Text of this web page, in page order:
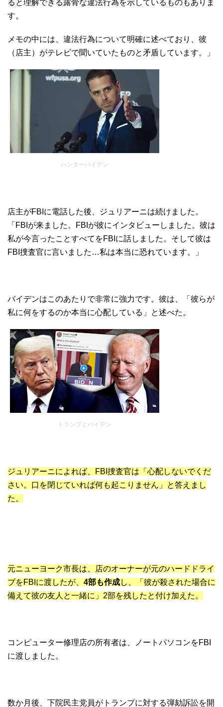
ると理解できる露骨な違法行為を示しているものもありま
す。
メモの中には、違法行為について明確に述べており、彼
（店主）がテレビで聞いていたものと矛盾しています。」
ハンターバイデン
店主がFBIに電話した後、ジュリアーニは続けました。
「FBIが来ました。FBIが彼にインタビューしました。彼は
私が今言ったことすべてをFBIに話しました。そして彼は
FBI捜査官に言いました…私は本当に恐れています。」
バイデンはこのあたりで非常に強力です。彼は、「彼らが
私に何をするのか本当に心配している」と述べた。
トランプとバイデン
ジュリアーニによれば、FBI捜査官は「心配しないでくだ
さい。口を閉じていれば何も起こりません」と答えまし
た。
元ニューヨーク市長は、店のオーナーが元のハードドライ
ブをFBIに渡したが、 4部も作成し、「彼が殺された場合に
備えて彼の友人と一緒に」2部を残したと付け加えた。
コンピューター修理店の所有者は、ノートパソコンをFBI
に渡しました。
数か月後、下院民主党員がトランプに対する弾劾訴訟を開